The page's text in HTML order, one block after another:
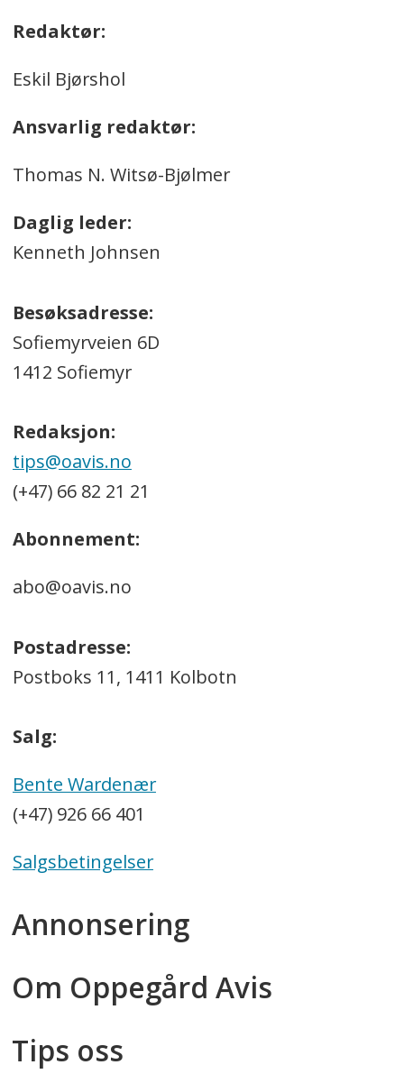
Redaktør:
Eskil Bjørshol
Ansvarlig redaktør:
Thomas N. Witsø-Bjølmer
Daglig leder:
Kenneth Johnsen
Besøksadresse:
Sofiemyrveien 6D
1412 Sofiemyr
Redaksjon:
tips@oavis.no
(+47) 66 82 21 21
Abonnement:
abo@oavis.no
Postadresse:
Postboks 11, 1411 Kolbotn
Salg:
Bente Wardenær
(+47) 926 66 401
Salgsbetingelser
Annonsering
Om Oppegård Avis
Tips oss